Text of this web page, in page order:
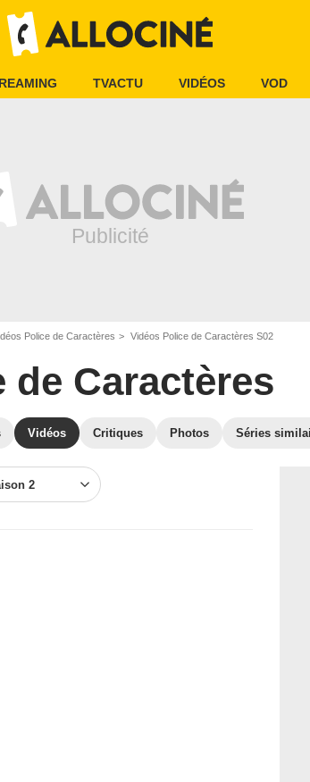
TVACTU VIDÉOS VOD
Police de Caractères Vidéos Police de Caractères S02
de Caractères
Vidéos Critiques Photos Séries
2